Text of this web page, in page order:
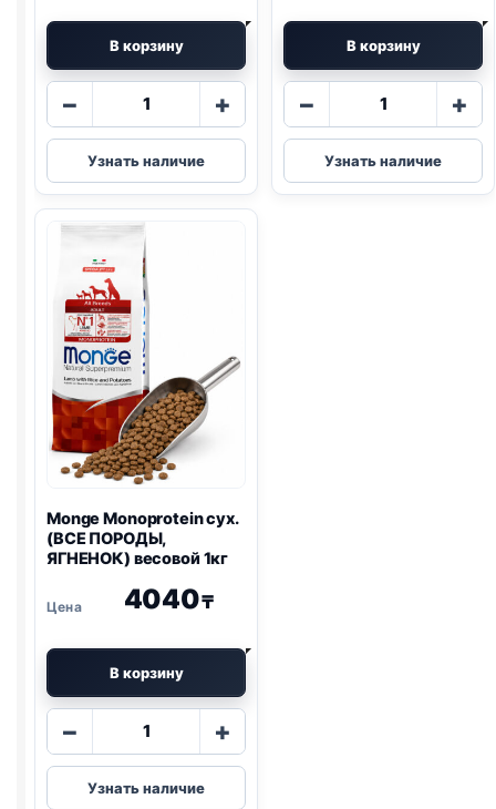
В корзину
−
Количество
Pedigree
сух.
(ГОВЯДИНА)
1кг
+
Узнать наличие
В корзину
−
Количество
Chappi
сух.
(ГОВЯДИНА)
+
Узнать наличие
Monge Monoprotein сух.
(ВСЕ ПОРОДЫ,
ЯГНЕНОК) весовой 1кг
4040₸
В корзину
−
Количество
Monge
Monoprotein
+
Узнать наличие